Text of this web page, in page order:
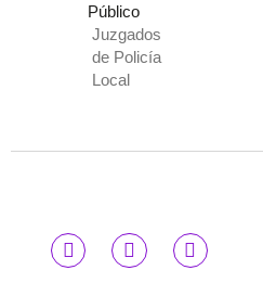
Público
Juzgados
de Policía
Local